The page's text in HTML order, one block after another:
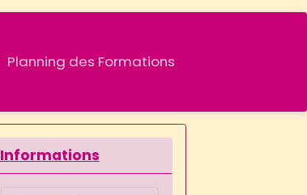
Planning des Formations
Informations